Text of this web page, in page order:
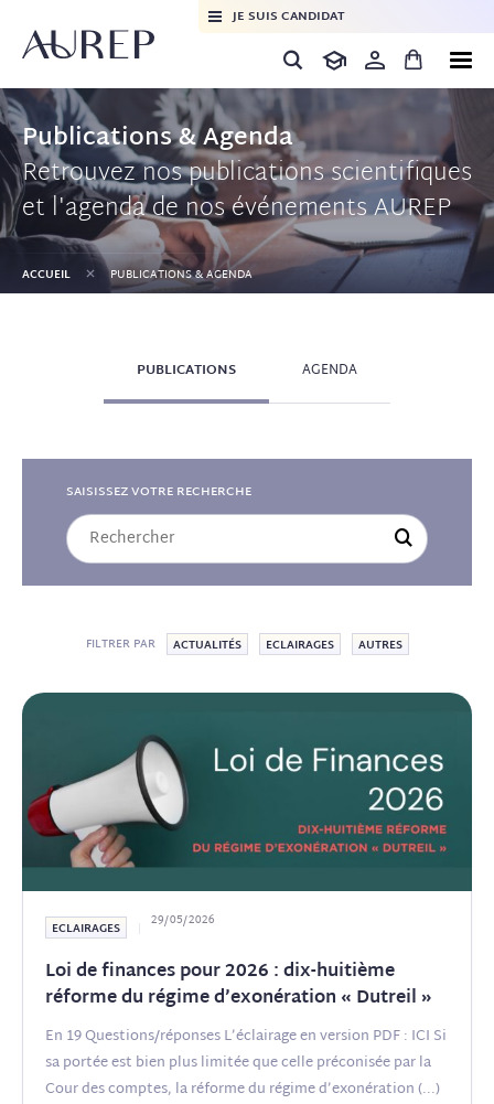
JE SUIS CANDIDAT
Publications & Agenda
Retrouvez nos publications scientifiques
et l'agenda de nos événements AUREP
ACCUEIL +PUBLICATIONS & AGENDA
PUBLICATIONS AGENDA
SAISISSEZ VOTRE RECHERCHE
FILTRER PAR ACTUALITÉS ECLAIRAGES AUTRES
ECLAIRAGES 29/05/2026
Loi de finances pour 2026 : dix-huitième
réforme du régime d’exonération « Dutreil »
En 19 Questions/réponses L’éclairage en version PDF : ICI Si
sa portée est bien plus limitée que celle préconisée par la
Cour des comptes, la réforme du régime d’exonération(...)